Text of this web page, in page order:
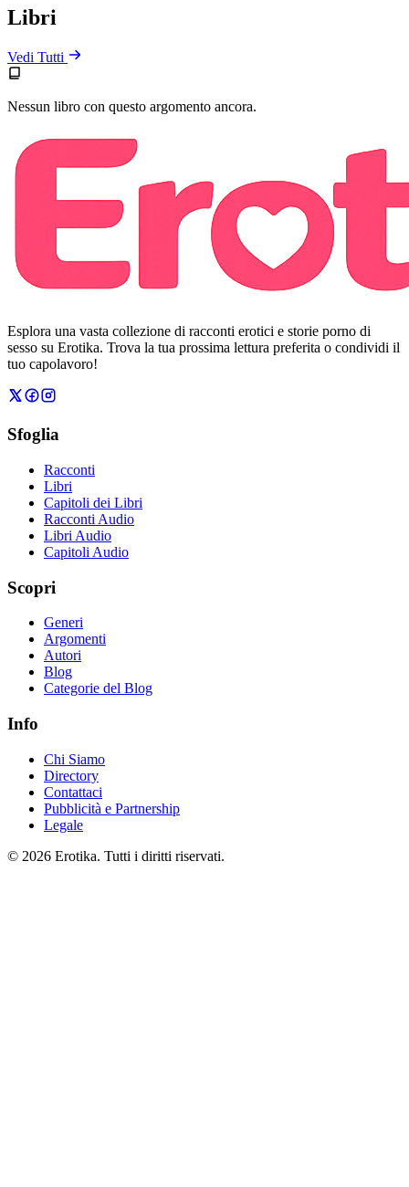
Libri
Vedi Tutti
Nessun libro con questo argomento ancora.
Esplora una vasta collezione di racconti erotici e storie porno di
sesso su Erotika. Trova la tua prossima lettura preferita o condividi il
tuo capolavoro!
Sfoglia
Racconti
Libri
Capitoli dei Libri
Racconti Audio
Libri Audio
Capitoli Audio
Scopri
Generi
Argomenti
Autori
Blog
Categorie del Blog
Info
Chi Siamo
Directory
Contattaci
Pubblicità e Partnership
Legale
© 2026 Erotika. Tutti i diritti riservati.